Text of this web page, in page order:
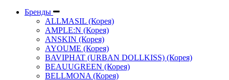
Бренды
ALLMASIL (Корея)
AMPLE:N (Корея)
ANSKIN (Корея)
AYOUME (Корея)
BAVIPHAT (URBAN DOLLKISS) (Корея)
BEAUUGREEN (Корея)
BELLMONA (Корея)